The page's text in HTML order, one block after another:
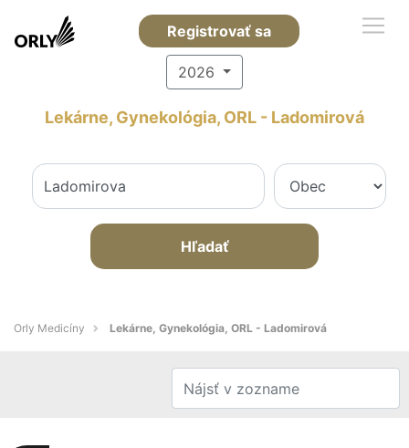
Registrovať sa
2026
Lekárne, Gynekológia, ORL - Ladomirová
Hľadať
Orly Medicíny Lekárne, Gynekológia, ORL - Ladomirová